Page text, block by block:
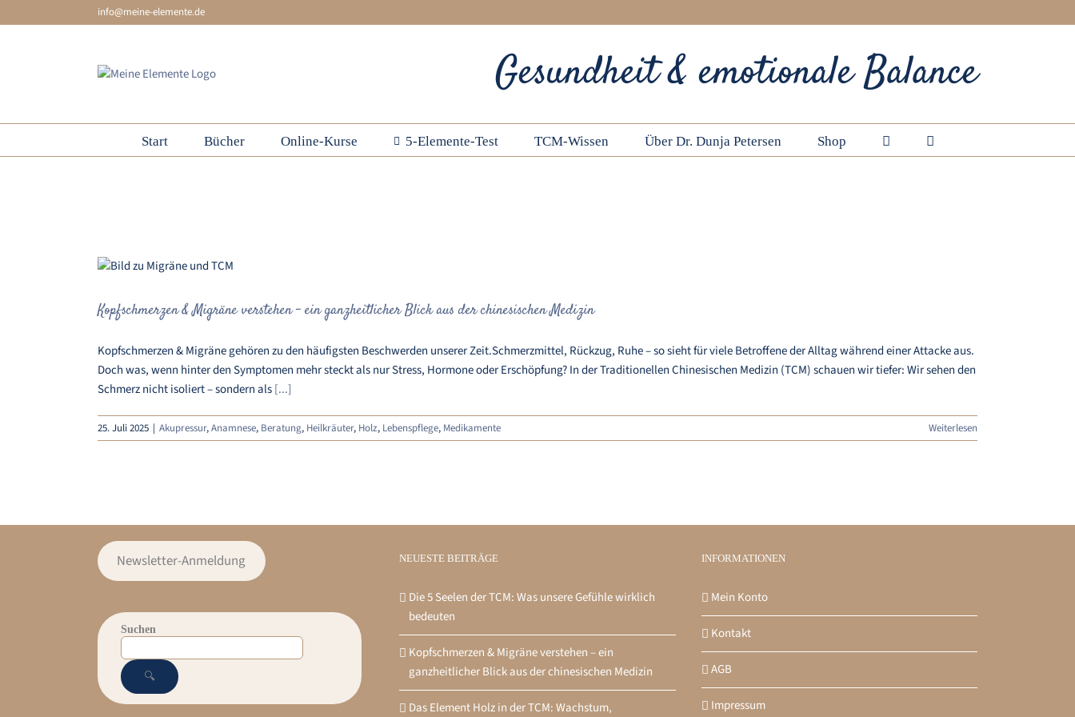
to
info@meine-elemente.de
Gesundheit & emotionale Balance
Start Bücher Online-Kurse 5-Elemente-Test TCM-Wissen Über Dr. Dunja Petersen Shop
Kopfschmerzen & Migräne verstehen – ein ganzheitlicher Blick aus der chinesischen Medizin
Kopfschmerzen & Migräne gehören zu den häufigsten Beschwerden unserer Zeit.Schmerzmittel, Rückzug, Ruhe – so sieht für viele Betroffene der Alltag während einer Attacke aus.
Doch was, wenn hinter den Symptomen mehr steckt als nur Stress, Hormone oder Erschöpfung? In der Traditionellen Chinesischen Medizin (TCM) schauen wir tiefer: Wir sehen den
Schmerz nicht isoliert – sondern als[...]
25. Juli 2025 | Akupressur,Anamnese, Beratung, Heilkräuter, Holz, Lebenspflege, Medikamente Weiterlesen
Newsletter-Anmeldung
Suchen
🔍
NEUESTE BEITRÄGE
Die 5 Seelen der TCM: Was unsere Gefühle wirklich
bedeuten
Kopfschmerzen & Migräne verstehen – ein
ganzheitlicher Blick aus der chinesischen Medizin
Das Element Holz in der TCM: Wachstum,
INFORMATIONEN
Mein Konto
Kontakt
AGB
Impressum